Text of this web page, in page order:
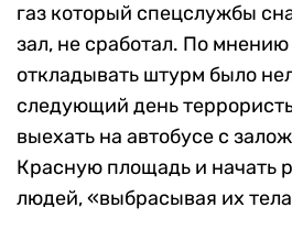
газ который спецслужбы
зал, не сработал. По
откладывать штурм было
следующий день
выехать на автобусе с
Красную площадь и начать
людей, «выбрасывая их